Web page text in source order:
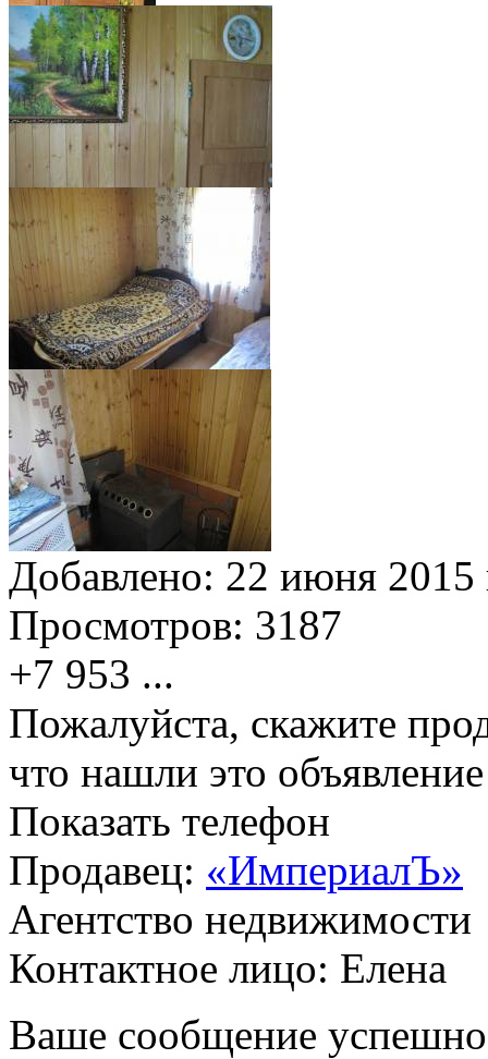
Добавлено: 22 июня 2015
Просмотров: 3187
+7 953 ...
Пожалуйста, скажите
что нашли это
Показать телефон
Продавец: «ИмпериалЪ»
Агентство недвижимости
Контактное лицо: Елена
Ваше сообщение успешно